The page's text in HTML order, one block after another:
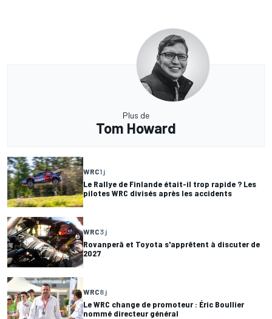
Plus de
Tom Howard
WRC1 j
Le Rallye de Finlande était-il trop rapide ? Les
pilotes WRC divisés après les accidents
WRC3 j
Rovanperä et Toyota s'apprêtent à discuter de
2027
WRC8 j
Le WRC change de promoteur : Éric Boullier
nommé directeur général